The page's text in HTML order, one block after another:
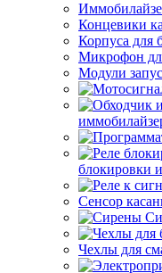
Концевики
Корпуса для
Микрофон
Модули
блокировки
Сенсор
Чехлы для